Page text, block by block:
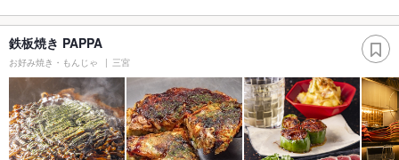
鉄板焼き PAPPA
お好み焼き・もんじゃ 三宮